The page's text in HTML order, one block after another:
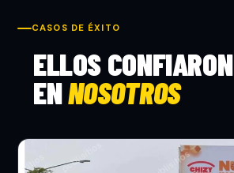
CASOS DE ÉXITO
ELLOS CONFIARON
ENNOSOTROS